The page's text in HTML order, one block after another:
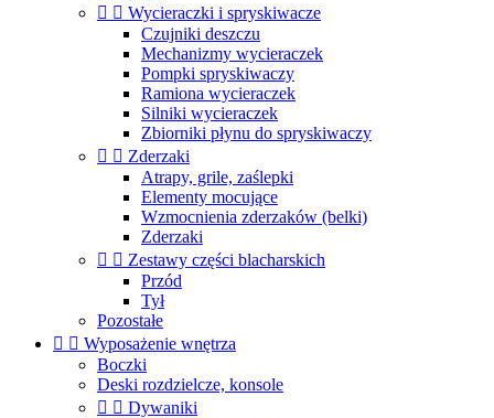
  Wycieraczki i spryskiwacze
Czujniki deszczu
Mechanizmy wycieraczek
Pompki spryskiwaczy
Ramiona wycieraczek
Silniki wycieraczek
Zbiorniki płynu do spryskiwaczy
  Zderzaki
Atrapy, grile, zaślepki
Elementy mocujące
Wzmocnienia zderzaków (belki)
Zderzaki
  Zestawy części blacharskich
Przód
Tył
Pozostałe
  Wyposażenie wnętrza
Boczki
Deski rozdzielcze, konsole
  Dywaniki